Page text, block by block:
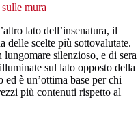
mura
lato dell’insenatura, il
delle scelte più sottovalutate.
silenzioso, e di sera
sul lato opposto della
è un’ottima base per chi
più contenuti rispetto al